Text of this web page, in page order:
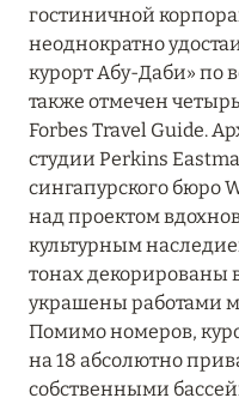
ЭЛЬ-
гостиничной
неоднократно
курорт Абу-Даби» по
также отмечен
Forbes Travel Guide.
студии Perkins
сингапурского бюро
над проектом
культурным
тонах декорированы
украшены работами
Помимо номеров,
на 18 абсолютно
собственными